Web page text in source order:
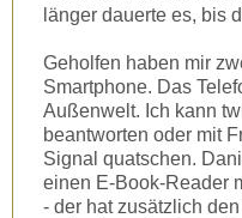
länger dauerte es, bis
Geholfen haben mir
Smartphone. Das
Außenwelt. Ich kann
beantworten oder mit
Signal quatschen.
einen E-Book-Reader
- der hat zusätzlich